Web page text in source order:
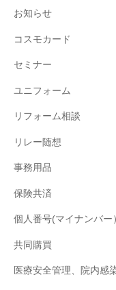
お知らせ
コスモカード
セミナー
ユニフォーム
リフォーム相談
リレー随想
事務用品
保険共済
個人番号(マイナンバー
共同購買
医療安全管理、院内感